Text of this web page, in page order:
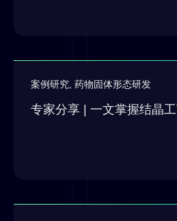
案例研究 药物固体形态研发
专家分享 | 一文掌握结晶